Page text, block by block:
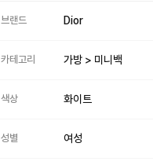
브랜드 Dior
카테고리 가방 > 미니백
색상 화이트
성별 여성